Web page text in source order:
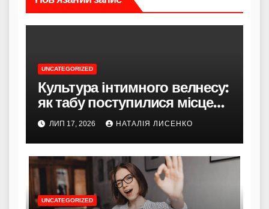
UNCATEGORIZED
Культура інтимного велнесу:
як табу поступилися місцем
турботі про себе та гармонії
в парі
ЛИП 17, 2026 НАТАЛІЯ ЛИСЕНКО
UNCATEGORIZED